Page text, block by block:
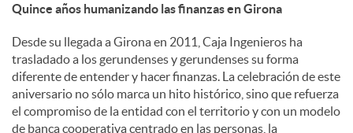
Quince años humanizando las finanzas en Girona
Desde su llegada a Girona en 2011, Caja Ingenieros ha
trasladado a los gerundenses y gerundenses su forma
diferente de entender y hacer finanzas. La celebración de este
aniversario no sólo marca un hito histórico, sino que refuerza
el compromiso de la entidad con el territorio y con un modelo
de banca cooperativa centrado en las personas, la